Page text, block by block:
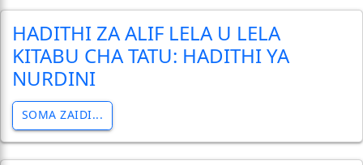
HADITHI ZA ALIF LELA U LELA
KITABU CHA TATU: HADITHI YA
NURDINI
SOMA ZAIDI...